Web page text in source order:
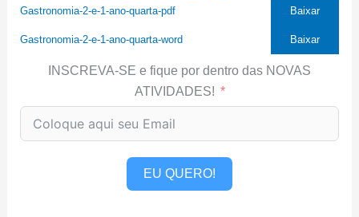
Gastronomia-2-e-1-ano-quarta-pdf Baixar
Gastronomia-2-e-1-ano-quarta-word Baixar
INSCREVA-SE e fique por dentro das NOVAS
ATIVIDADES!
EU QUERO!